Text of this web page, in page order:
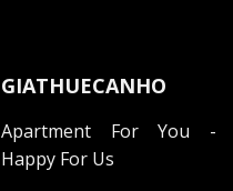
GIATHUECANHO
Apartment For You -
Happy For Us